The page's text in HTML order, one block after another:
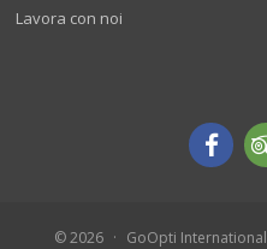
Lavora con noi
© 2026 GoOpti International